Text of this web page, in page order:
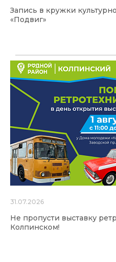
Запись в кружки
«Подвиг»
31.07.2026
Не пропусти выставку
Колпинском!